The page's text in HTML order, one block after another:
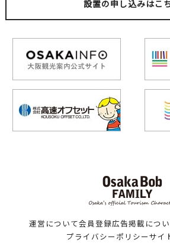
設置の申し込みはこ
運営について会員登録広告掲載につ
プライバシーポリシーサイ